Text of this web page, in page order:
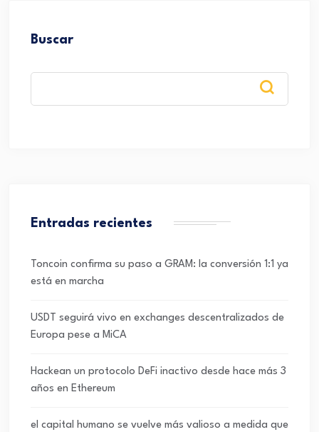
Buscar
Entradas recientes
Toncoin confirma su paso a GRAM: la conversión 1:1 ya
está en marcha
USDT seguirá vivo en exchanges descentralizados de
Europa pese a MiCA
Hackean un protocolo DeFi inactivo desde hace más 3
años en Ethereum
el capital humano se vuelve más valioso a medida que